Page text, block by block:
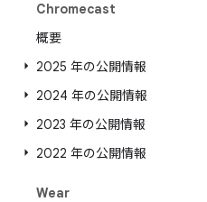
Chromecast
概要
2025 年の公開情報
2024 年の公開情報
2023 年の公開情報
2022 年の公開情報
Wear